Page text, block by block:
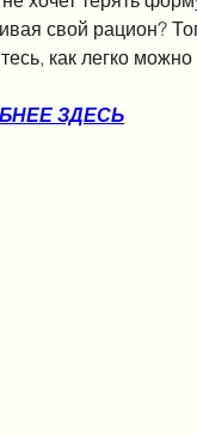
свой рацион?
как легко
ЗДЕСЬ